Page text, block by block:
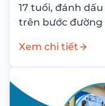
17 tuổi, đánh
trên bước
Xem chi tiết